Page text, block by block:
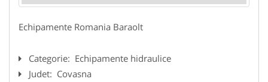
Echipamente Romania Baraolt
Categorie: Echipamente hidraulice
Judet: Covasna